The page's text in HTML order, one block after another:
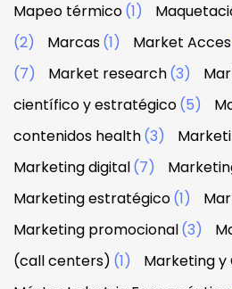
Mapeo térmico(1)
(2)
Marcas(1) Market Acces
(7)
Market research(3)
científico y estratégico(5)
contenidos health(3)
Marketing digital(7)
Marketing estratégico(1)
Marketing promocional(3)
(call centers) (1) Marketing y